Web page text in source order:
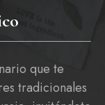
que te
tradicionales